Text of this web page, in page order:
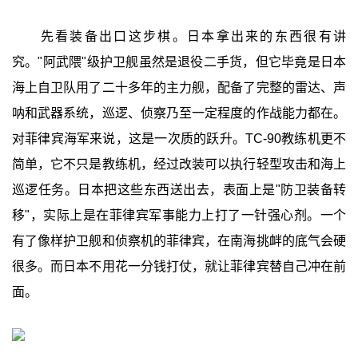
先看装备出口这步棋。日本拿出来的东西很有讲
究。"阿武隈"级护卫舰虽然是退役二手货，但它毕竟是日本
海上自卫队用了二十多年的主力舰，配备了完整的雷达、声
呐和武器系统，巡逻、侦察乃至一定程度的作战能力都在。
对菲律宾海军来说，这是一次质的跃升。TC-90教练机更不
简单，它不只是教练机，经过改装可以执行轻型攻击和海上
巡逻任务。日本把这些东西送出去，表面上是"防卫装备转
移"，实际上是在菲律宾军事能力上打了一针强心剂。一个
有了像样护卫舰和侦察机的菲律宾，在南海挑衅的底气会硬
很多。而日本不用花一分钱打仗，就让菲律宾替自己冲在前
面。